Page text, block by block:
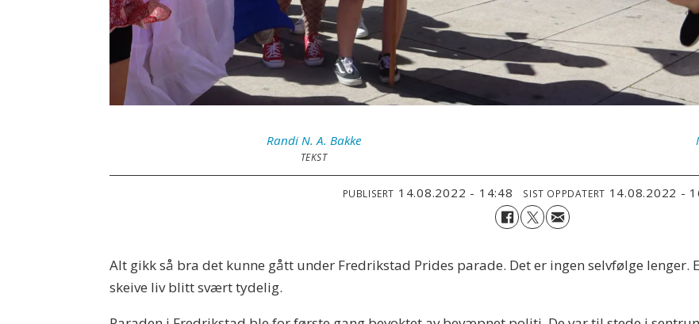
Randi N. A. Bakke
TEKST
PUBLISERT 14.08.2022 - 14:48 SIST OPPDATERT 14.08.2022 -
Alt gikk så bra det kunne gått under Fredrikstad Prides parade. Det er ingen selvfølge
skeive liv blitt svært tydelig.